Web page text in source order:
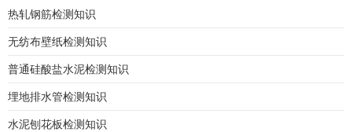
热轧钢筋检测知识
无纺布壁纸检测知识
普通硅酸盐水泥检测知识
埋地排水管检测知识
水泥刨花板检测知识